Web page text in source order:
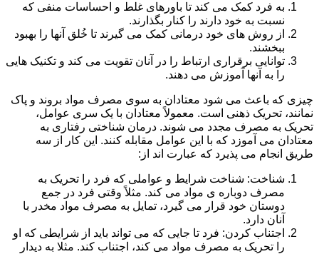
به فرد کمک می کند تا باورهای غلط و احساسات منفی که
نسبت به خود دارند را کنار بگذارند.
از روش های خود درمانی کمک می گیرند تا خُلق آنها را بهبود
ببخشند.
توانایی برقراری ارتباط را در آنان تقویت می کند و تکنیک هایی
را به آنها آموزش می دهند.
چیزی که باعث می شود معتادان به سوی مصرف مواد بروند و پاک
نمانند، تحریک ذهنی است. معمولاً معتادان با یک سری عوامل،
تحریک به مصرف مجدد می شوند. درمان شناختی رفتاری به
معتادان می آموزد که با این عوامل مقابله کنند. این کار از سه
طریق انجام می پذیرد که عبارت اند از:
شناخت: شناخت شرایط و عواملی که فرد را تحریک به
مصرف دوباره ی مواد می کند. مثلاً وقتی فرد در جمع
دوستان خود قرار می گیرد، تمایل به مصرف مواد مخدر با
آنان دارد.
اجتناب کردن: فرد تا جایی که می تواند باید از شرایطی که او
را تحریک به مصرف مواد می کند، اجتناب کند. مثلا به دیدار